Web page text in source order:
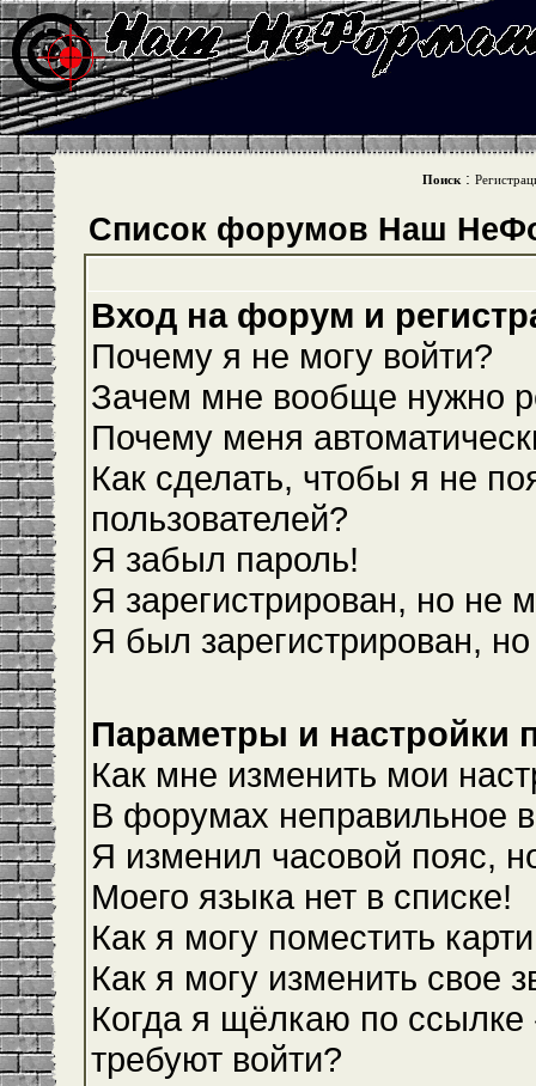
Поиск :
Список форумов Наш
Вход на форум и
Почему я не могу войти?
Зачем мне вообще нужно
Почему меня
Как сделать, чтобы я не
пользователей?
Я забыл пароль!
Я зарегистрирован, но не
Я был зарегистрирован,
Параметры и настройки
Как мне изменить мои
В форумах неправильное
Я изменил часовой пояс,
Моего языка нет в списке!
Как я могу поместить
Как я могу изменить свое
Когда я щёлкаю по ссылке
требуют войти?